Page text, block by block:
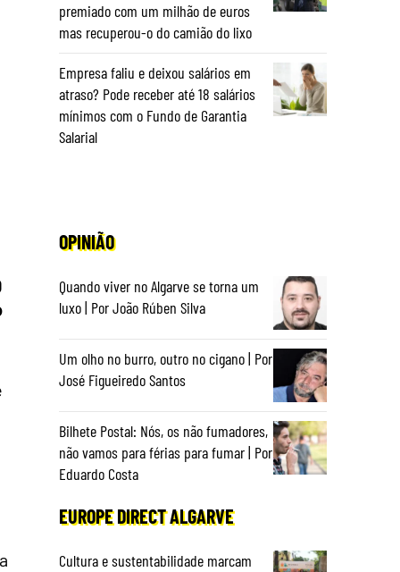
premiado com um milhão de euros
mas recuperou-o do camião do lixo
Empresa faliu e deixou salários em
atraso? Pode receber até 18 salários
mínimos com o Fundo de Garantia
Salarial
OPINIÃO
Quando viver no Algarve se torna um
luxo | Por João Rúben Silva
Um olho no burro, outro no cigano | Por
José Figueiredo Santos
Bilhete Postal: Nós, os não fumadores,
não vamos para férias para fumar | Por
Eduardo Costa
EUROPE DIRECT ALGARVE
Cultura e sustentabilidade marcam